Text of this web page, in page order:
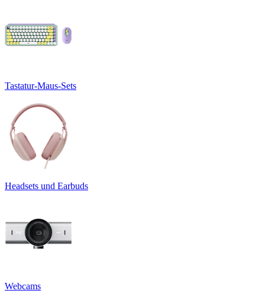
Tastatur-Maus-Sets
Headsets und Earbuds
Webcams